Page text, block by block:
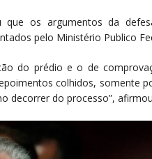
os argumentos da
pelo Ministério Publico
do prédio e o de
colhidos, somente
do processo”,